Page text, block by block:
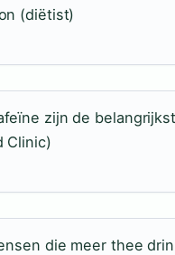
(diëtist)
zijn de
Clinic)
die meer thee